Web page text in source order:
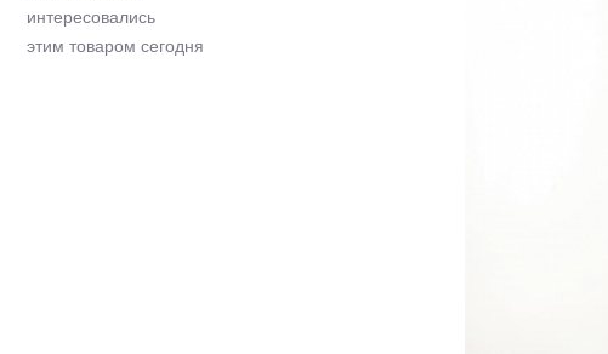
интересовались
этим товаром сегодня